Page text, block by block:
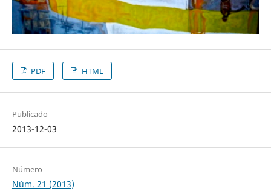
PDF HTML
Publicado
2013-12-03
Número
Núm. 21 (2013)